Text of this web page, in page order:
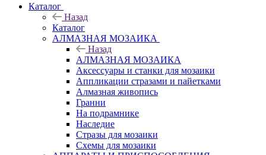
Каталог
Назад
Каталог
АЛМАЗНАЯ МОЗАИКА
Назад
АЛМАЗНАЯ МОЗАИКА
Аксессуары и станки для мозаики
Аппликации стразами и пайетками
Алмазная живопись
Гранни
На подрамнике
Наследие
Стразы для мозаики
Схемы для мозаики